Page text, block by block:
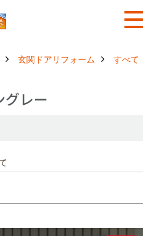
玄関ドアリフォーム すべて
レー